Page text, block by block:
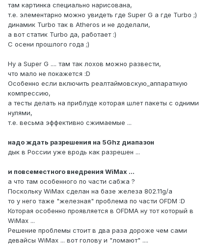
там картинка специально нарисована,
т.е. элементарно можно увидеть где Super G а где Turbo ;)
динамик Turbo так в Atheros и не доделали,
а вот статик Turbo да, работает :)
С осени прошлого года ;)
Ну а Super G .... там так лохов можно развести,
что мало не покажется :D
Особенно если включить реалтаймовскую_аппаратную
компрессию,
а тесты делать на приблуде которая шлет пакеты с одними
нулями,
т.е. весьма эффективно сжимаемые ...
надо ждать разрешения на 5Ghz диапазон
дык в России уже вродь как разрешен ...
и повсеместного внедрения WiMax ...
а что там особенного по части сабжа ?
Поскольку WiMax сделан на базе железа 802.11g/a
то у него таже "железная" проблема по части OFDM :D
Которая особенно проявляется в OFDMA ну тот который в
WiMax ...
Решение проблемы стоит в два раза дороже чем сами
девайсы WiMax ... вот голову и "ломают" ....